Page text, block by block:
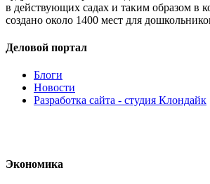
в действующих садах и таким образом в
создано около 1400 мест для
Деловой портал
Блоги
Новости
Разработка сайта - студия Клондайк
Экономика